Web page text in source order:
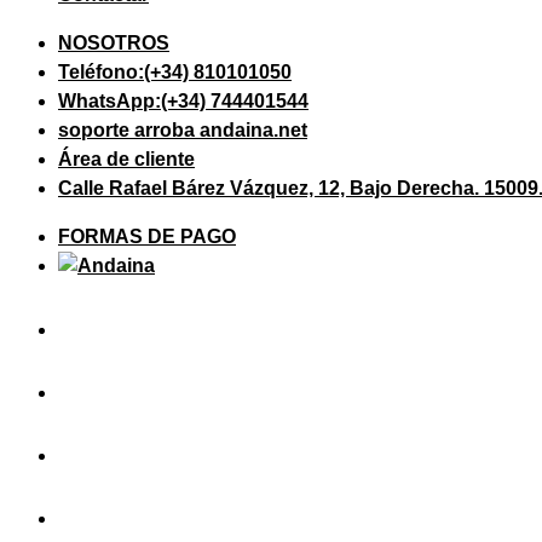
NOSOTROS
Teléfono:(+34) 810101050
WhatsApp:(+34) 744401544
soporte arroba andaina.net
Área de cliente
Calle Rafael Bárez Vázquez, 12, Bajo Derecha.
FORMAS DE PAGO